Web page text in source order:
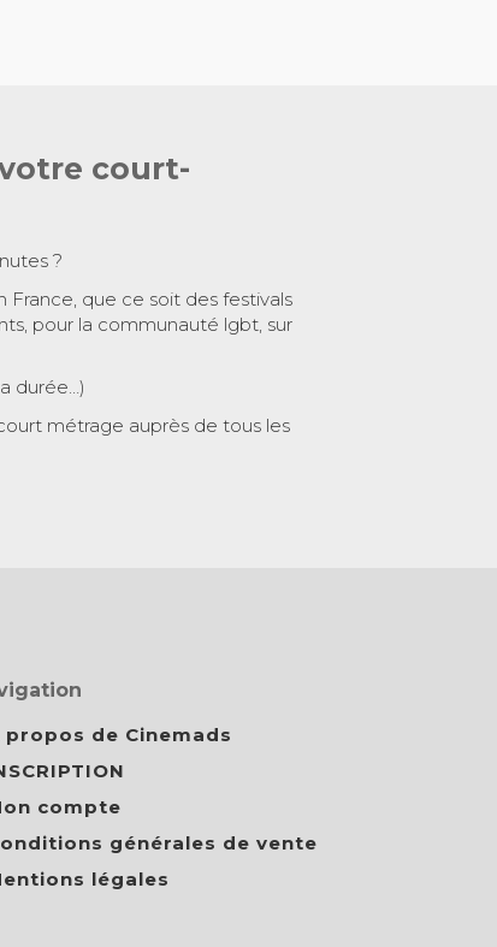
court-
?
France, que ce soit des festivals
pour la communauté lgbt, sur
durée…)
métrage auprès de tous les
propos de Cinemads
compte
générales de vente
légales